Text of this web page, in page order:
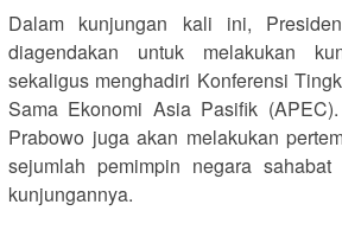
Dalam kunjungan kali ini,
diagendakan untuk melakukan
sekaligus menghadiri Konferensi
Sama Ekonomi Asia Pasifik
Prabowo juga akan melakukan
sejumlah pemimpin negara
kunjungannya.